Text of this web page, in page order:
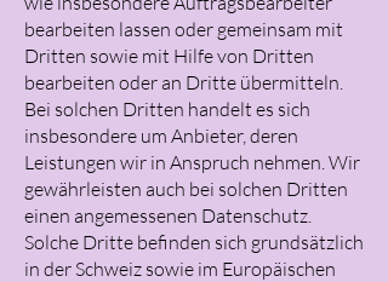
bearbeiten lassen oder gemeinsam mit
Dritten sowie mit Hilfe von Dritten
bearbeiten oder an Dritte übermitteln.
Bei solchen Dritten handelt es sich
insbesondere um Anbieter, deren
Leistungen wir in Anspruch nehmen. Wir
gewährleisten auch bei solchen Dritten
einen angemessenen Datenschutz.
Solche Dritte befinden sich grundsätzlich
in der Schweiz sowie im Europäischen